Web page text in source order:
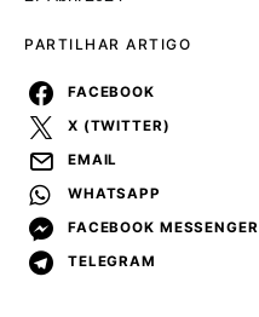
PARTILHAR ARTIGO
FACEBOOK
X (TWITTER)
EMAIL
WHATSAPP
FACEBOOK MESSENGER
TELEGRAM